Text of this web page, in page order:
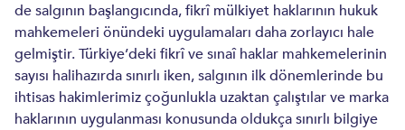
de salgının başlangıcında, fikrî mülkiyet haklarının hukuk
mahkemeleri önündeki uygulamaları daha zorlayıcı hale
gelmiştir. Türkiye’deki fikrî ve sınaî haklar mahkemelerinin
sayısı halihazırda sınırlı iken, salgının ilk dönemlerinde bu
ihtisas hakimlerimiz çoğunlukla uzaktan çalıştılar ve marka
haklarının uygulanması konusunda oldukça sınırlı bilgiye